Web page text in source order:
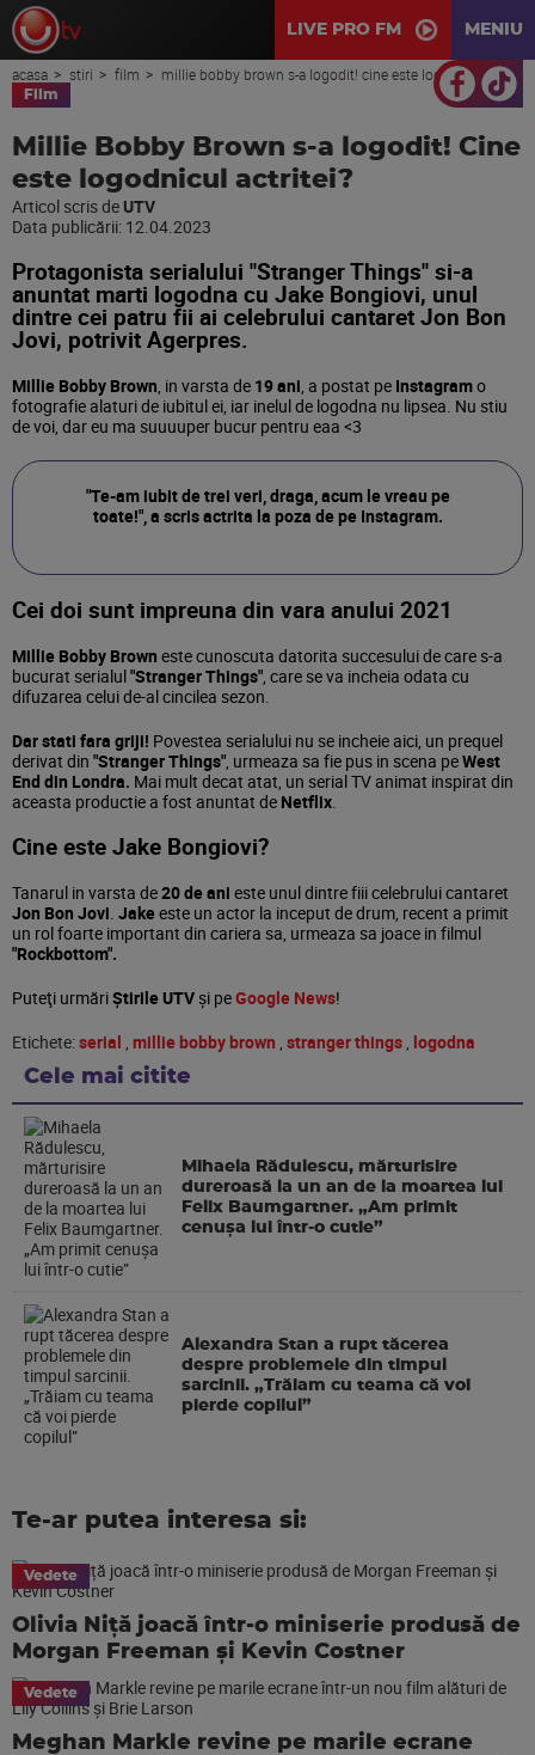
LIVE PRO FM MENIU
acasa stiri film millie bobby brown s-a logodit! cine este logodnicul actritei?
Film
Millie Bobby Brown s-a logodit! Cine
este logodnicul actritei?
Articol scris de UTV
Data publicării: 12.04.2023
Protagonista serialului "Stranger Things" si-a
anuntat marti logodna cu Jake Bongiovi, unul
dintre cei patru fii ai celebrului cantaret Jon Bon
Jovi, potrivit Agerpres.
Millie Bobby Brown, in varsta de 19 ani, a postat pe Instagramo
fotografie alaturi de iubitul ei, iar inelul de logodna nu lipsea. Nu stiu
de voi, dar eu ma suuuuper bucur pentru eaa <3
"Te-am iubit de trei veri, draga, acum le vreau pe
toate!", a scris actrita la poza de pe Instagram.
Cei doi sunt impreuna din vara anului 2021
Millie Bobby Brown este cunoscuta datorita succesului de care s-a
bucurat serialul"Stranger Things", care se va incheia odata cu
difuzarea celui de-al cincilea sezon.
Dar stati fara griji! Povestea serialului nu se incheie aici, un prequel
derivat din "Stranger Things", urmeaza sa fie pus in scena peWest
End din Londra. Mai mult decat atat, un serial TV animat inspirat din
aceasta productie a fost anuntat de Netflix.
Cine este Jake Bongiovi?
Tanarul in varsta de20 de ani este unul dintre fiii celebrului cantaret
Jon Bon Jovi. Jakeeste un actor la inceput de drum, recent a primit
un rol foarte important din cariera sa, urmeaza sa joace in filmul
"Rockbottom".
Puteţi urmăriȘtirile UTVşi peGoogle News!
Etichete:serial , millie bobby brown , stranger things , logodna
Cele mai citite
Mihaela Rădulescu, mărturisire
dureroasă la un an de la moartea lui
Felix Baumgartner. „Am primit
cenușa lui într-o cutie”
Alexandra Stan a rupt tăcerea
despre problemele din timpul
sarcinii. „Trăiam cu teama că voi
pierde copilul”
Te-ar putea interesa si:
Vedete
Olivia Niță joacă într-o miniserie produsă de
Morgan Freeman și Kevin Costner
Vedete
Meghan Markle revine pe marile ecrane